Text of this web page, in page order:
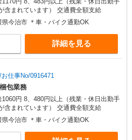
当て等が含まれています） 交通費全額支給
県今治市 ＊車・バイク通勤OK
詳細を見る
仕事No/0916471
包業務
円以上（残業・休日出勤手
当て等が含まれています） 交通費全額支給
県今治市 ＊車・バイク通勤OK